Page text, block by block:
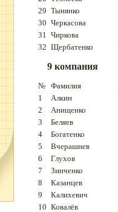
29 Тынянко
30 Черкасова
31 Чиркова
32 Щербатенко
9 компания
№ Фамилия
1
Алкин
2
Анищенко
3
Беляев
4
Богатенко
5
Вчерашнев
6
Глухов
7
Зинченко
8
Казанцев
9
Калихевич
10 Ковалёв